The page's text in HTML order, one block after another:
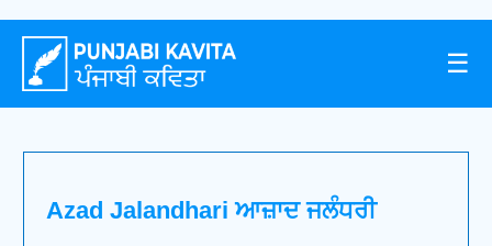
☰
Azad Jalandhari ਆਜ਼ਾਦ ਜਲੰਧਰੀ